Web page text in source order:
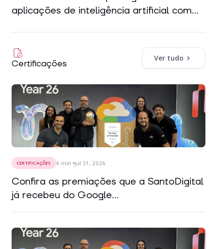
aplicações de inteligência artificial com...
Certificações
Ver tudo
CERTIFICAÇÕES 6 min jul 31, 2026
Confira as premiações que a SantoDigital
já recebeu do Google...